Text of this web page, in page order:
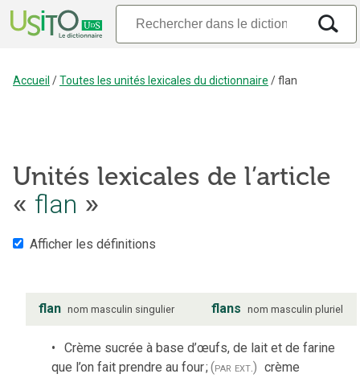
Accueil /Toutes les unités lexicales du dictionnaire /flan
Unités lexicales de l’article
« flan »
Afficher les définitions
flan nom masculin singulier flans nom masculin pluriel
Crème sucrée à base d’œufs, de lait et de farine
que l’on fait prendre au four;(par ext.) crème